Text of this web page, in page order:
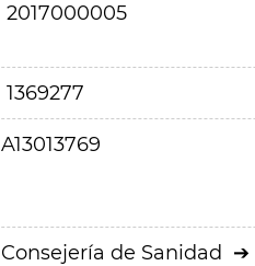
2017000005
1369277
A13013769
Consejería de Sanidad